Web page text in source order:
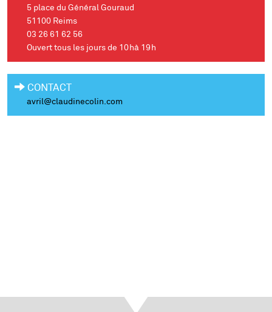
5 place du Général Gouraud
51100 Reims
03 26 61 62 56
Ouvert tous les jours de 10hà 19h
CONTACT
avril@claudinecolin.com